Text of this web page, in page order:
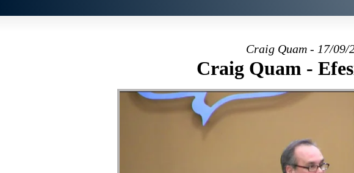
Craig Quam - 17/09/
Craig Quam -